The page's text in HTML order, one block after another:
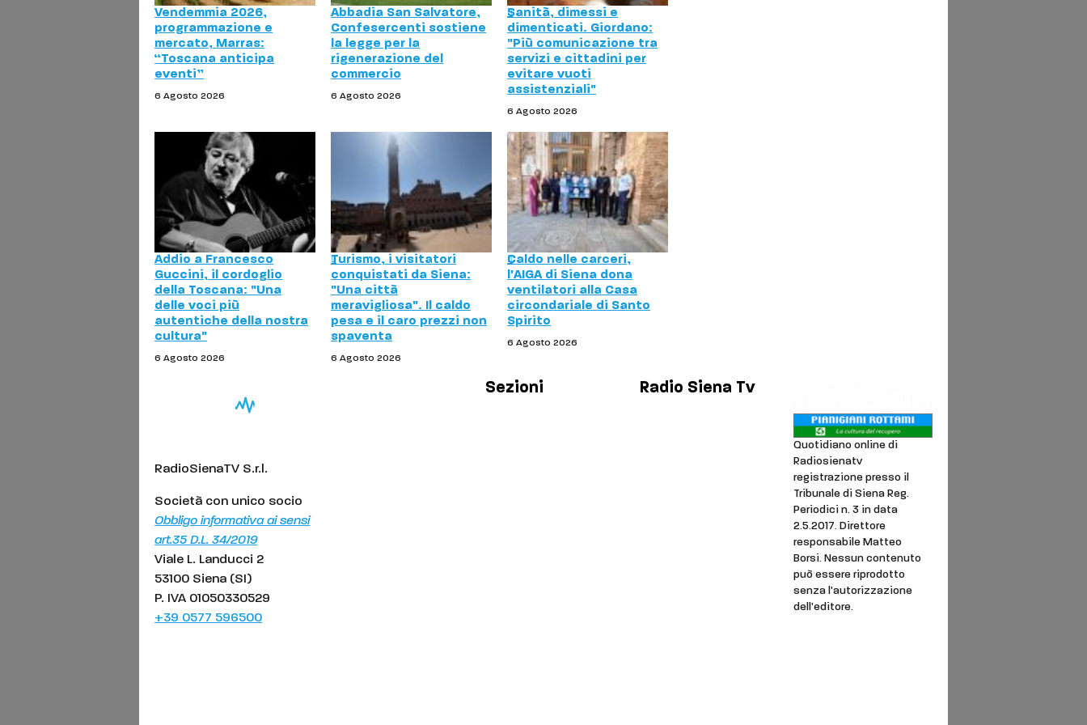
Vendemmia 2026,
programmazione e
mercato, Marras:
“Toscana anticipa
eventi”
6 Agosto 2026
Abbadia San Salvatore,
Confesercenti sostiene
la legge per la
rigenerazione del
commercio
6 Agosto 2026
Sanità, dimessi e
dimenticati. Giordano:
"Più comunicazione tra
servizi e cittadini per
evitare vuoti
assistenziali"
6 Agosto 2026
Addio a Francesco
Guccini, il cordoglio
della Toscana: "Una
delle voci più
autentiche della nostra
cultura"
6 Agosto 2026
Turismo, i visitatori
conquistati da Siena:
"Una città
meravigliosa". Il caldo
pesa e il caro prezzi non
spaventa
6 Agosto 2026
Caldo nelle carceri,
l'AIGA di Siena dona
ventilatori alla Casa
circondariale di Santo
Spirito
6 Agosto 2026
RadioSienaTV S.r.l.
Società con unico socio
Obbligo informativa ai sensi
art.35 D.L. 34/2019
Viale L. Landucci 2
53100 Siena (SI)
P. IVA 01050330529
+39 0577 596500
Sezioni Radio Siena Tv
Quotidiano online di
Radiosienatv
registrazione presso il
Tribunale di Siena Reg.
Periodici n. 3 in data
2.5.2017. Direttore
responsabile Matteo
Borsi. Nessun contenuto
può essere riprodotto
senza l'autorizzazione
dell'editore.